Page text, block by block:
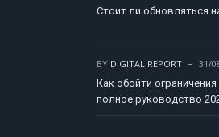
Стоит ли обновляться
BY DIGITAL REPORT
31/
Как обойти
полное руководство